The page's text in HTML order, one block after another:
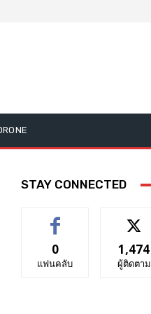
STAY CONNECTED
0
แฟนคลับ
1,474
ผู้ติดตาม